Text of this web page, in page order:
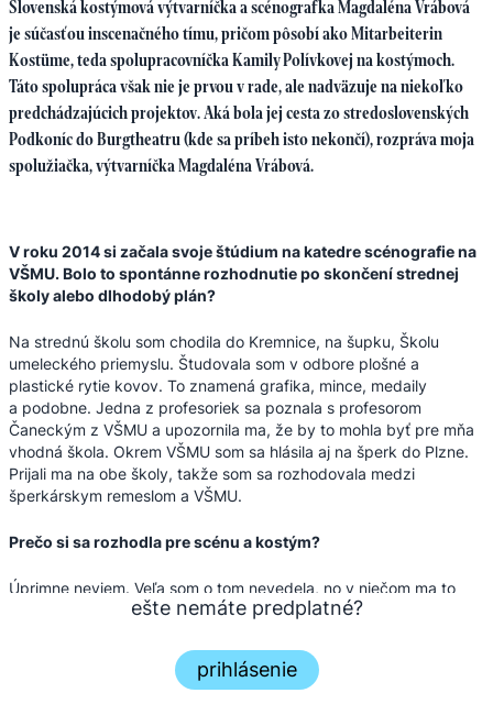
Slovenská kostýmová výtvarníčka a scénografka Magdaléna Vrábová
je súčasťou inscenačného tímu, pričom pôsobí ako Mitarbeiterin
Kostüme, teda spolupracovníčka Kamily Polívkovej na kostýmoch.
Táto spolupráca však nie je prvou v rade, ale nadväzuje na niekoľko
predchádzajúcich projektov. Aká bola jej cesta zo stredoslovenských
Podkoníc do Burgtheatru (kde sa príbeh isto nekončí), rozpráva moja
spolužiačka, výtvarníčka Magdaléna Vrábová.
V roku 2014 si začala svoje štúdium na katedre scénografie na
VŠMU. Bolo to spontánne rozhodnutie po skončení strednej
školy alebo dlhodobý plán?
Na strednú školu som chodila do Kremnice, na šupku, Školu
umeleckého priemyslu. Študovala som v odbore plošné a
plastické rytie kovov. To znamená grafika, mince, medaily
a podobne. Jedna z profesoriek sa poznala s profesorom
Čaneckým z VŠMU a upozornila ma, že by to mohla byť pre mňa
vhodná škola. Okrem VŠMU som sa hlásila aj na šperk do Plzne.
Prijali ma na obe školy, takže som sa rozhodovala medzi
šperkárskym remeslom a VŠMU.
Prečo si sa rozhodla pre scénu a kostým?
Úprimne neviem. Veľa som o tom nevedela, no v niečom ma to
lákalo. Prijímačky však boli hrozné. Mala som trému a nebola som
čakala na poslednú časť, ktorou bol pohovor, bola som hladná a
unavená. Myslím, že hlavne ten hlad spôsobil, že som sa po prvej
ešte nemáte predplatné?
prihlásenie